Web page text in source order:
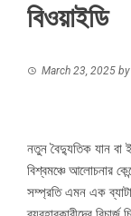
বিওয়াইডি
March 23, 2025
নতুন বৈদ্যুতিক যান বা
বিশ্বমঞ্চে আলোচনার
সম্প্রতি এমন এক